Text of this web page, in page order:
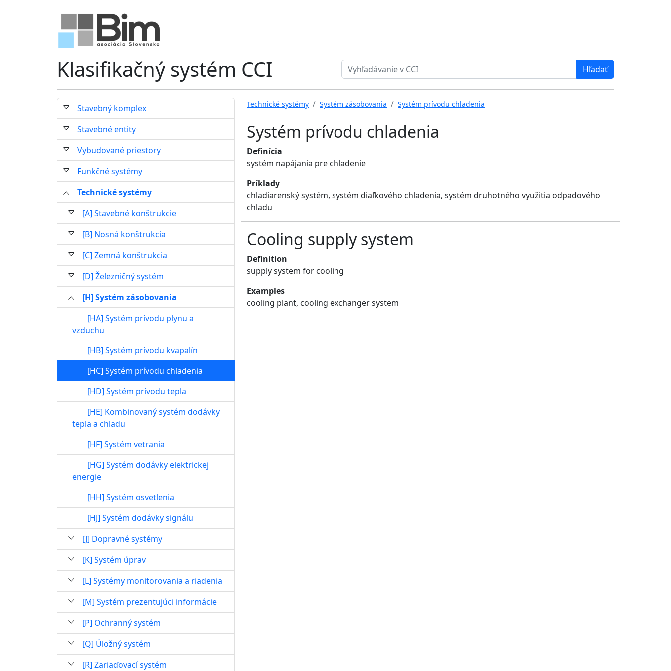
Klasifikačný systém CCI Search term
Stavebný komplex
Stavebné entity
Vybudované priestory
Funkčné systémy
Technické systémy
[A] Stavebné konštrukcie
[B] Nosná konštrukcia
[C] Zemná konštrukcia
[D] Železničný systém
[H] Systém zásobovania
[HA] Systém prívodu plynu a
vzduchu
[HB] Systém prívodu kvapalín
[HC] Systém prívodu chladenia
[HD] Systém prívodu tepla
[HE] Kombinovaný systém dodávky
tepla a chladu
[HF] Systém vetrania
[HG] Systém dodávky elektrickej
energie
[HH] Systém osvetlenia
[HJ] Systém dodávky signálu
[J] Dopravné systémy
[K] Systém úprav
[L] Systémy monitorovania a riadenia
[M] Systém prezentujúci informácie
[P] Ochranný systém
[Q] Úložný systém
[R] Zariaďovací systém
Technické systémy Systém zásobovania Systém prívodu chladenia
Systém prívodu chladenia
Definícia
systém napájania pre chladenie
Príklady
chladiarenský systém, systém diaľkového chladenia, systém druhotného využitia odpadového
chladu
Cooling supply system
Definition
supply system for cooling
Examples
cooling plant, cooling exchanger system